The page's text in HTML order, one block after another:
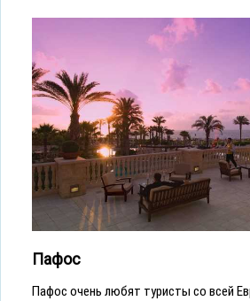
Пафос
Пафос очень любят туристы со всей